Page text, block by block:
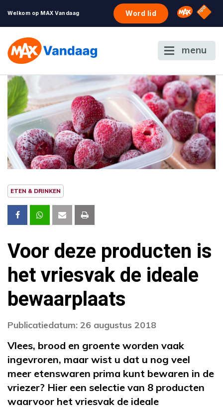
Welkom op MAX Vandaag Word lid Omroep
NPO
menu
ETEN & DRINKEN
Voor deze producten is
het vriesvak de ideale
bewaarplaats
Publicatiedatum: 26 augustus 2018
Vlees, brood en groente worden vaak
ingevroren, maar wist u dat u nog veel
meer etenswaren prima kunt bewaren in de
vriezer? Hier een selectie van 8 producten
waarvoor het vriesvak de ideale